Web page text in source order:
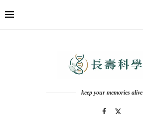
keep your memories alive